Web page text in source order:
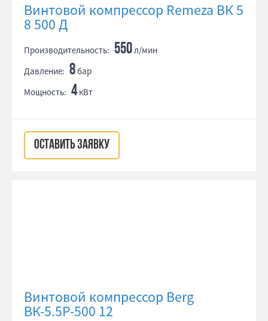
Винтовой компрессор Remeza ВК 5
8 500 Д
Производительность: 550л/мин
Давление: 8бар
Мощность: 4 кВт
ОСТАВИТЬ ЗАЯВКУ
Винтовой компрессор Berg
ВК-5.5Р-500 12